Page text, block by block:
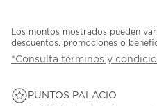
Los montos mostrados pueden
descuentos, promociones o
*Consulta términos y
PUNTOS PALACIO